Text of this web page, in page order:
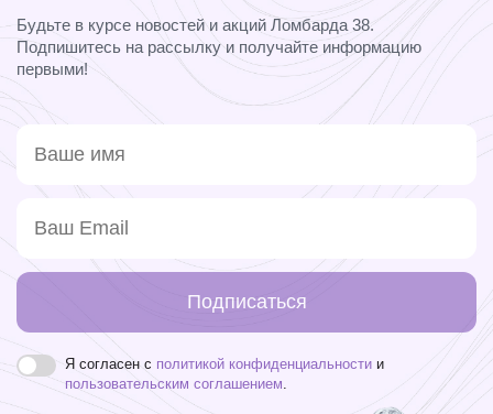
Будьте в курсе новостей и акций Ломбарда 38.
Подпишитесь на рассылку и получайте информацию
первыми!
Подписаться
Я согласен с политикой конфиденциальности и
пользовательским соглашением.